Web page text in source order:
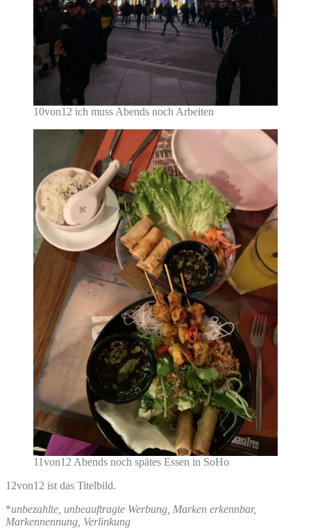
10von12 ich muss Abends noch Arbeiten
11von12 Abends noch spätes Essen in SoHo
12von12 ist das Titelbild.
*unbezahlte, unbeauftragte Werbung, Marken erkennbar,
Markennennung, Verlinkung